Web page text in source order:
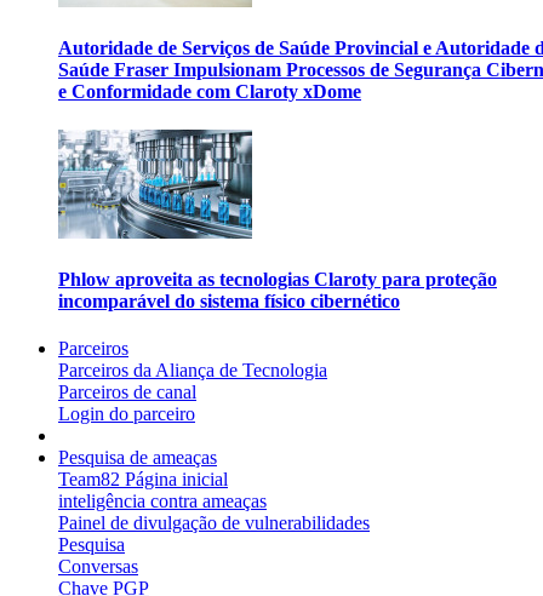
Autoridade de Serviços de Saúde Provincial e Autoridade
Saúde Fraser Impulsionam Processos de Segurança
e Conformidade com Claroty xDome
Phlow aproveita as tecnologias Claroty para proteção
incomparável do sistema físico cibernético
Parceiros
Parceiros da Aliança de Tecnologia
Parceiros de canal
Login do parceiro
Pesquisa de ameaças
Team82 Página inicial
inteligência contra ameaças
Painel de divulgação de vulnerabilidades
Pesquisa
Conversas
Chave PGP